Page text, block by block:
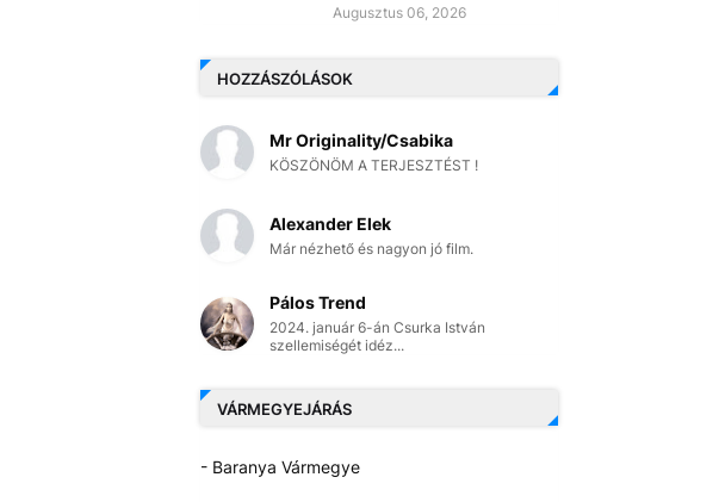
Augusztus 06, 2026
HOZZÁSZÓLÁSOK
Mr Originality/Csabika
KÖSZÖNÖM A TERJESZTÉST !
Alexander Elek
Már nézhető és nagyon jó film.
Pálos Trend
2024. január 6-án Csurka István
szellemiségét idéz...
VÁRMEGYEJÁRÁS
- Baranya Vármegye